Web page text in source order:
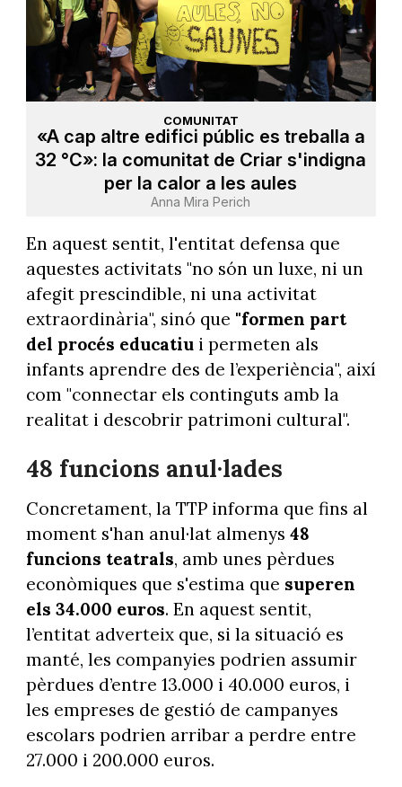
COMUNITAT
«A cap altre edifici públic es treballa a
32 °C»: la comunitat de Criar s'indigna
per la calor a les aules
Anna Mira Perich
En aquest sentit, l'entitat defensa que
aquestes activitats "no són un luxe, ni un
afegit prescindible, ni una activitat
extraordinària", sinó que "formen part
del procés educatiui permeten als
infants aprendre des de l’experiència", així
com "connectar els continguts amb la
realitat i descobrir patrimoni cultural".
48 funcions anul·lades
Concretament, la TTP informa que fins al
moment s'han anul·lat almenys 48
funcions teatrals, amb unes pèrdues
econòmiques que s'estima que superen
els 34.000 euros. En aquest sentit,
l’entitat adverteix que, si la situació es
manté, les companyies podrien assumir
pèrdues d’entre 13.000 i 40.000 euros, i
les empreses de gestió de campanyes
escolars podrien arribar a perdre entre
27.000 i 200.000 euros.